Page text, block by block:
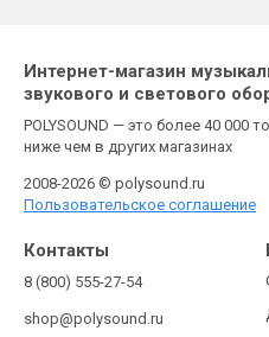
Интернет-магазин
звукового и светового
POLYSOUND — это более 40 000
ниже чем в других магазинах
2008-2026 © polysound.ru
Пользовательское соглашение
Контакты
8 (800) 555-27-54
shop@polysound.ru